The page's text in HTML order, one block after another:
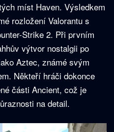
míst Haven. Výsledkem
rozložení Valorantu s
Strike 2. Při prvním
výtvor nostalgii po
Aztec, známé svým
Někteří hráči dokonce
části Ancient, což je
na detail.